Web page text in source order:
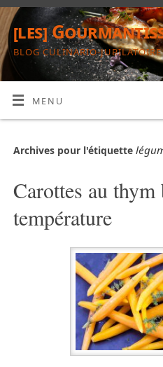
[les]
BLOG CULINARIO-JUBILATOIRE
MENU
Archives pour l'étiquette
Carottes au thym
température